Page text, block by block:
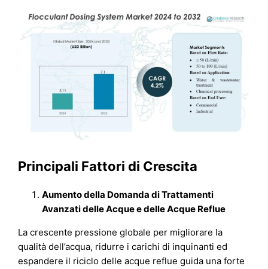
Principali Fattori di Crescita
Aumento della Domanda di Trattamenti
Avanzati delle Acque e delle Acque Reflue
La crescente pressione globale per migliorare la
qualità dell’acqua, ridurre i carichi di inquinanti ed
espandere il riciclo delle acque reflue guida una forte